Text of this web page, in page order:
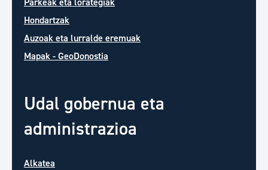
Parkeak eta lorategiak
Hondartzak
Auzoak eta lurralde eremuak
Mapak - GeoDonostia
Udal gobernua eta
administrazioa
Alkatea